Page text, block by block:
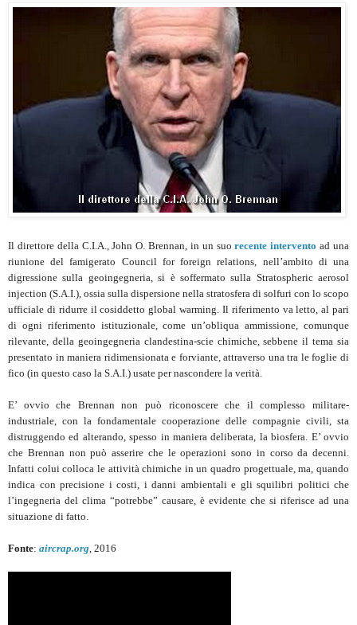
Il direttore della C.I.A., John O. Brennan, in un suorecente intervento ad una
riunione del famigerato Council for foreign relations, nell’ambito di una
digressione sulla geoingegneria, si è soffermato sulla Stratospheric aerosol
injection (S.A.I.), ossia sulla dispersione nella stratosfera di solfuri con lo scopo
ufficiale di ridurre il cosiddetto global warming. Il riferimento va letto, al pari
di ogni riferimento istituzionale, come un’obliqua ammissione, comunque
rilevante, della geoingegneria clandestina-scie chimiche, sebbene il tema sia
presentato in maniera ridimensionata e forviante, attraverso una tra le foglie di
fico (in questo caso la S.A.I.) usate per nascondere la verità.
E’ ovvio che Brennan non può riconoscere che il complesso militare-
industriale, con la fondamentale cooperazione delle compagnie civili, sta
distruggendo ed alterando, spesso in maniera deliberata, la biosfera. E’ ovvio
che Brennan non può asserire che le operazioni sono in corso da decenni.
Infatti colui colloca le attività chimiche in un quadro progettuale, ma, quando
indica con precisione i costi, i danni ambientali e gli squilibri politici che
l’ingegneria del clima “potrebbe” causare, è evidente che si riferisce ad una
situazione di fatto.
Fonte: aircrap.org , 2016